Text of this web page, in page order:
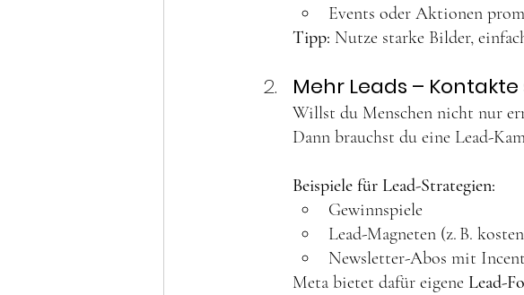
Events oder Aktionen
Tipp: Nutze starke Bilder,
Mehr Leads –
Willst du Menschen nicht nur
Dann brauchst du eine Lead-
Beispiele für Lead-Strategien:
Gewinnspiele
Lead-Magneten (z. B.
Newsletter-Abos mit
Meta bietet dafür eigene Lead-